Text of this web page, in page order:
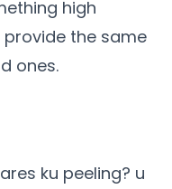
high
the same
ones.
ku peeling? u